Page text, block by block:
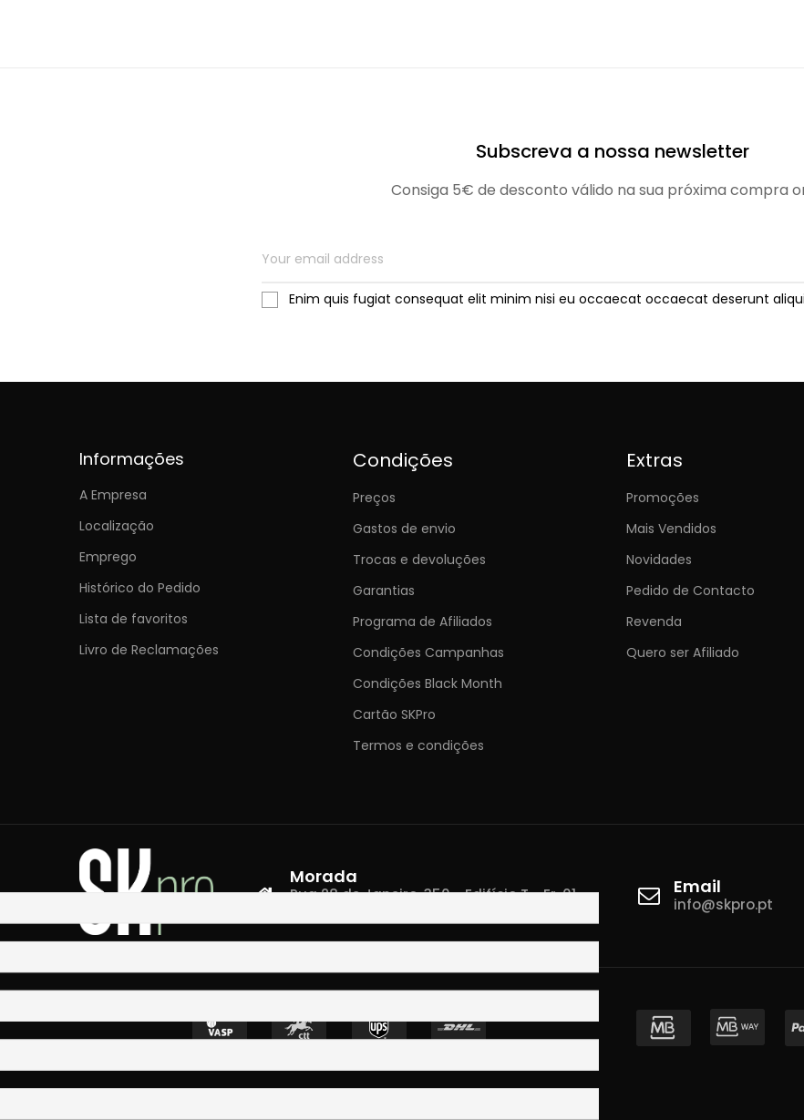
Subscreva a nossa newsletter
Consiga 5€ de desconto válido na sua próxima compra
Enim quis fugiat consequat elit minim nisi eu occaecat occaecat deserunt
Informações
A Empresa
Localização
Emprego
Histórico do Pedido
Lista de favoritos
Livro de Reclamações
Condições
Preços
Gastos de envio
Trocas e devoluções
Garantias
Programa de Afiliados
Condições Campanhas
Condições Black Month
Cartão SKPro
Termos e condições
Extras
Promoções
Mais Vendidos
Novidades
Pedido de Contacto
Revenda
Quero ser Afiliado
Morada
Rua 28 de Janeiro, 350 - Edifício T - Fr. 01
Email
info@skpro.pt